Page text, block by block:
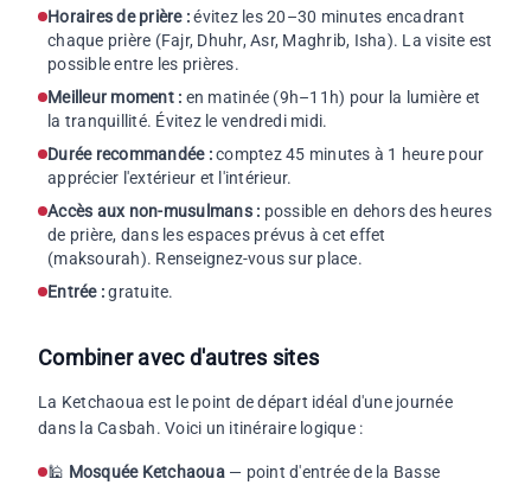
Horaires de prière :évitez les 20–30 minutes encadrant
chaque prière (Fajr, Dhuhr, Asr, Maghrib, Isha). La visite est
possible entre les prières.
Meilleur moment : en matinée (9h–11h) pour la lumière et
la tranquillité. Évitez le vendredi midi.
Durée recommandée :comptez 45 minutes à 1 heure pour
apprécier l'extérieur et l'intérieur.
Accès aux non-musulmans : possible en dehors des heures
de prière, dans les espaces prévus à cet effet
(maksourah). Renseignez-vous sur place.
Entrée :gratuite.
Combiner avec d'autres sites
La Ketchaoua est le point de départ idéal d'une journée
dans la Casbah. Voici un itinéraire logique :
🕌 Mosquée Ketchaoua— point d'entrée de la Basse